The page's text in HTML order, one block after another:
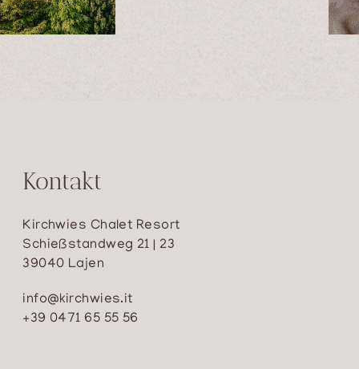
Kontakt
Kirchwies Chalet Resort
Schießstandweg 21 | 23
39040 Lajen
info@kirchwies.it
+39 0471 65 55 56